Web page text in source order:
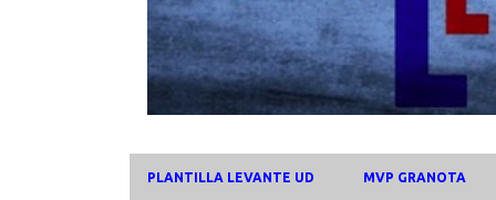
PLANTILLA LEVANTE UD MVP GRANOTA